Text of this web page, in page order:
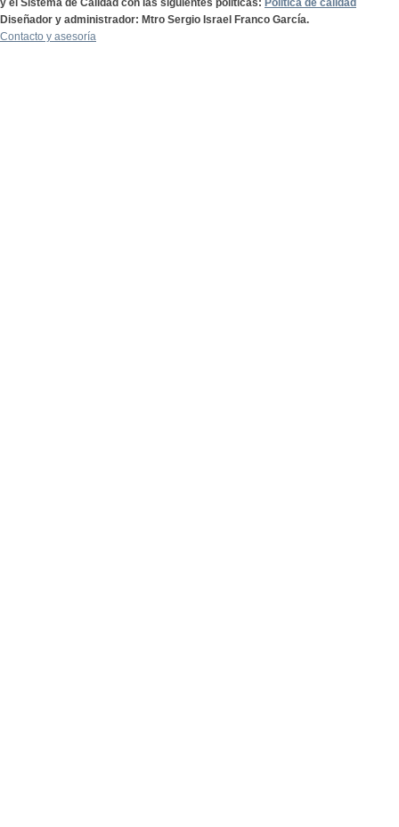
y el Sistema de Calidad con las siguientes políticas: Política de calidad
Diseñador y administrador: Mtro Sergio Israel Franco García.
Contacto y asesoría